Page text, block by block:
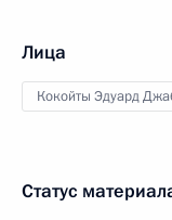
Лица
Кокойты Эдуард
Статус